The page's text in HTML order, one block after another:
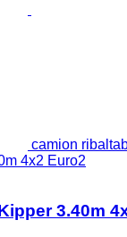
camion
4x2 Euro2
3.40m